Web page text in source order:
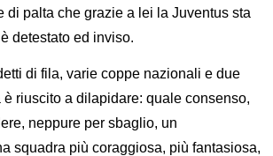
palta che grazie a lei la Juventus sta
detestato ed inviso.
di fila, varie coppe nazionali e due
riuscito a dilapidare: quale consenso,
neppure per sbaglio, un
squadra più coraggiosa, più fantasiosa,